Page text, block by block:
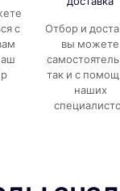
с
Отбор и
вы можете
так и с
наших